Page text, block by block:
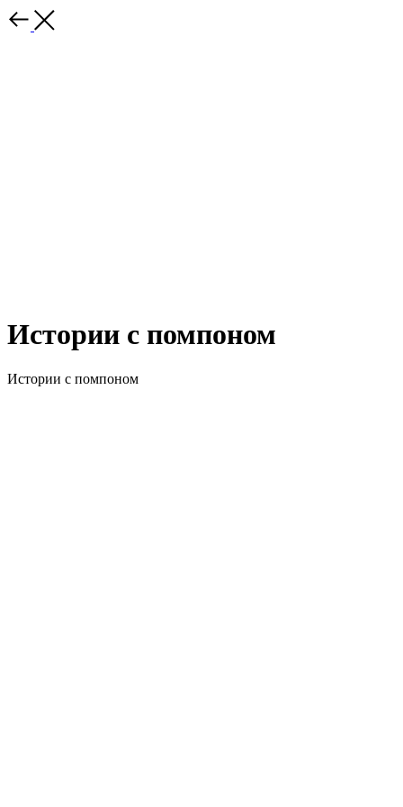
Истории с помпоном
Истории с помпоном